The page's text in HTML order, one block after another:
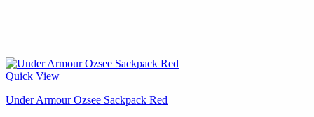
Quick View
Under Armour Ozsee Sackpack Red